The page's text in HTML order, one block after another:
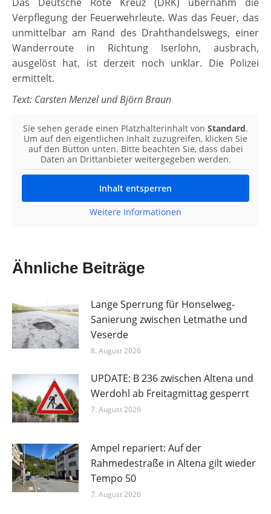
Verpflegung der Feuerwehrleute. Was das Feuer, das
unmittelbar am Rand des Drahthandelswegs, einer
Wanderroute in Richtung Iserlohn, ausbrach,
ausgelöst hat, ist derzeit noch unklar. Die Polizei
ermittelt.
Text: Carsten Menzel und Björn Braun
Sie sehen gerade einen Platzhalterinhalt von Standard.
Um auf den eigentlichen Inhalt zuzugreifen, klicken Sie
auf den Button unten. Bitte beachten Sie, dass dabei
Daten an Drittanbieter weitergegeben werden.
Inhalt entsperren
Weitere Informationen
Ähnliche Beiträge
Lange Sperrung für Honselweg-
Sanierung zwischen Letmathe und
Veserde
8. August 2026
UPDATE: B 236 zwischen Altena und
Werdohl ab Freitagmittag gesperrt
7. August 2026
Ampel repariert: Auf der
Rahmedestraße in Altena gilt wieder
Tempo 50
7. August 2026